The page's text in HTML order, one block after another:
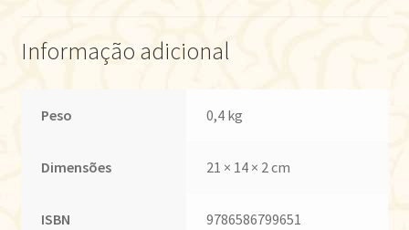
Informação adicional
Peso 0,4 kg
Dimensões 21 × 14 × 2 cm
ISBN 9786586799651